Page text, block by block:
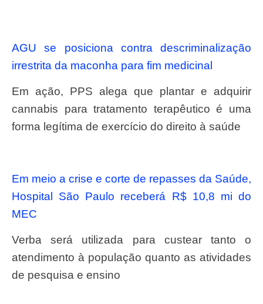
AGU se posiciona contra descriminalização
irrestrita da maconha para fim medicinal
Em ação, PPS alega que plantar e adquirir
cannabis para tratamento terapêutico é uma
forma legítima de exercício do direito à saúde
Em meio a crise e corte de repasses da Saúde,
Hospital São Paulo receberá R$ 10,8 mi do
MEC
Verba será utilizada para custear tanto o
atendimento à população quanto as atividades
de pesquisa e ensino